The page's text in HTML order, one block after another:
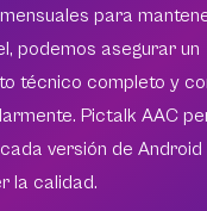
mensuales para
podemos asegurar un
técnico completo y
Pictalk AAC
cada versión de Android
la calidad.